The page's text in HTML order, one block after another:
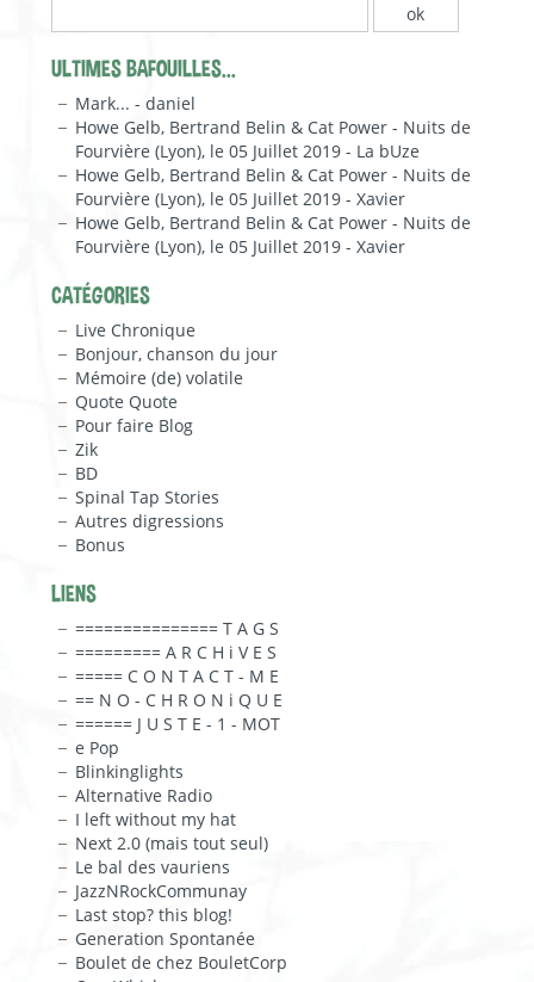
ULTIMES BAFOUILLES...
Mark... - daniel
Howe Gelb, Bertrand Belin & Cat Power - Nuits de
Fourvière (Lyon), le 05 Juillet 2019 - La bUze
Howe Gelb, Bertrand Belin & Cat Power - Nuits de
Fourvière (Lyon), le 05 Juillet 2019 - Xavier
Howe Gelb, Bertrand Belin & Cat Power - Nuits de
Fourvière (Lyon), le 05 Juillet 2019 - Xavier
CATÉGORIES
Live Chronique
Bonjour, chanson du jour
Mémoire (de) volatile
Quote Quote
Pour faire Blog
Zik
BD
Spinal Tap Stories
Autres digressions
Bonus
LIENS
=============== T A G S
========= A R C H i V E S
===== C O N T A C T - M E
== N O - C H R O N i Q U E
====== J U S T E - 1 - MOT
e Pop
Blinkinglights
Alternative Radio
I left without my hat
Next 2.0 (mais tout seul)
Le bal des vauriens
JazzNRockCommunay
Last stop? this blog!
Generation Spontanée
Boulet de chez BouletCorp